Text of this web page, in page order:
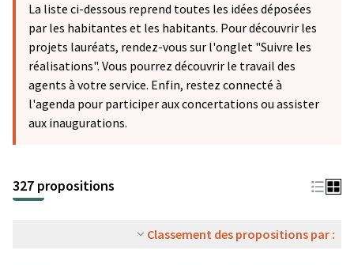
La liste ci-dessous reprend toutes les idées déposées
par les habitantes et les habitants. Pour découvrir les
projets lauréats, rendez-vous sur l'onglet "Suivre les
réalisations". Vous pourrez découvrir le travail des
agents à votre service. Enfin, restez connecté à
l'agenda pour participer aux concertations ou assister
aux inaugurations.
327 propositions
Classement des propositions par :